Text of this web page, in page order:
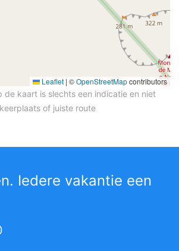
Leaflet | ©OpenStreetMapcontributors
de kaart is slechts een indicatie en niet
of juiste route
Iedere vakantie een